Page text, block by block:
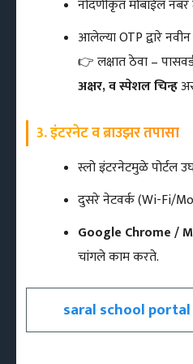
नोंदणीकृत मोबाईल नंबर
आलेल्या OTP द्वारे
👉 लक्षात ठेवा –
अक्षर, व स्पेशल चिन्ह
3. इंटरनेट व ब्राउझर तपासा
स्लो इंटरनेटमुळे पोर्टल
दुसरे नेटवर्क (Wi-Fi/
Google Chrome /
चांगले काम करते.
saral school